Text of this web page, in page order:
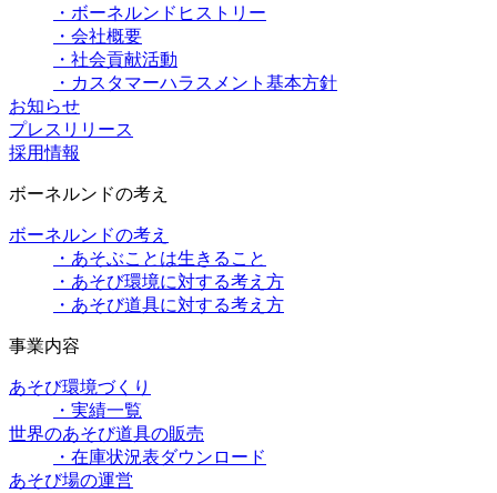
・ボーネルンドヒストリー
・会社概要
・社会貢献活動
・カスタマーハラスメント基本方針
お知らせ
プレスリリース
採用情報
ボーネルンドの考え
ボーネルンドの考え
・あそぶことは生きること
・あそび環境に対する考え方
・あそび道具に対する考え方
事業内容
あそび環境づくり
・実績一覧
世界のあそび道具の販売
・在庫状況表ダウンロード
あそび場の運営